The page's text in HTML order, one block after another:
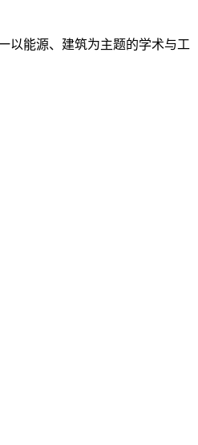
以能源、建筑为主题的学术与工